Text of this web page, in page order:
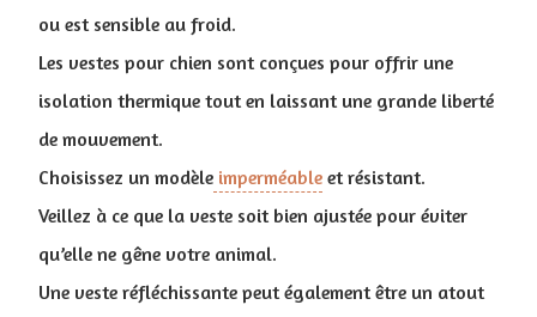
ou est sensible au froid.
Les vestes pour chien sont conçues pour offrir une
isolation thermique tout en laissant une grande liberté
de mouvement.
Choisissez un modèle imperméable et résistant.
Veillez à ce que la veste soit bien ajustée pour éviter
qu’elle ne gêne votre animal.
Une veste réfléchissante peut également être un atout